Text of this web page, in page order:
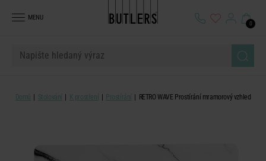
MENU
0
Domů Stolování K prostření Prostírání RETRO WAVE Prostírání mramorový vzhled